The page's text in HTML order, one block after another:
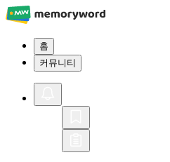
홈
커뮤니티